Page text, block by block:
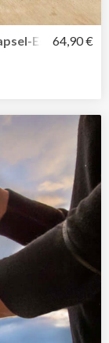
64,90 €